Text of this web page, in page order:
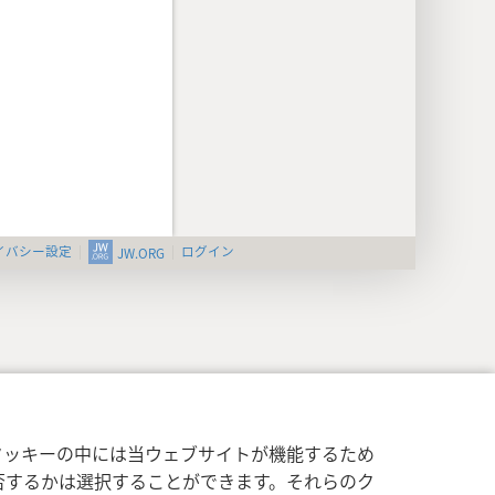
キーの中には当ウェブサイトが機能するため
るかは選択することができます。それらのク
バシー設定 JW.ORG ログイン